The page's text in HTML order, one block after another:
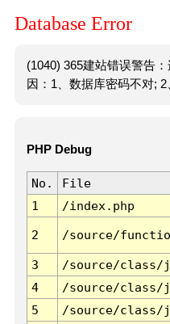
Database Error
(1040) 365建站错误警告
因：1、数据库密码不对; 2
PHP Debug
No. File
1
/index.php
2 /source/
3 /source/class/
4
/source/class/
5
/source/class/